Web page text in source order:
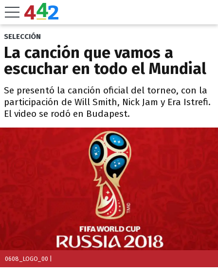
SELECCIÓN
La canción que vamos a
escuchar en todo el Mundial
Se presentó la canción oficial del torneo, con la
participación de Will Smith, Nick Jam y Era Istrefi.
El video se rodó en Budapest.
0608_LOGO_00